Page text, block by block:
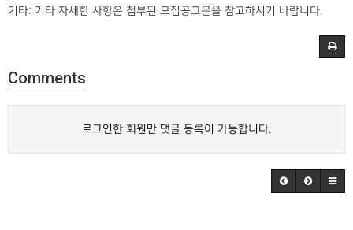
기타: 기타 자세한 사항은 첨부된 모집공고문을 참고하시기 바랍니다.
Comments
로그인한 회원만 댓글 등록이 가능합니다.